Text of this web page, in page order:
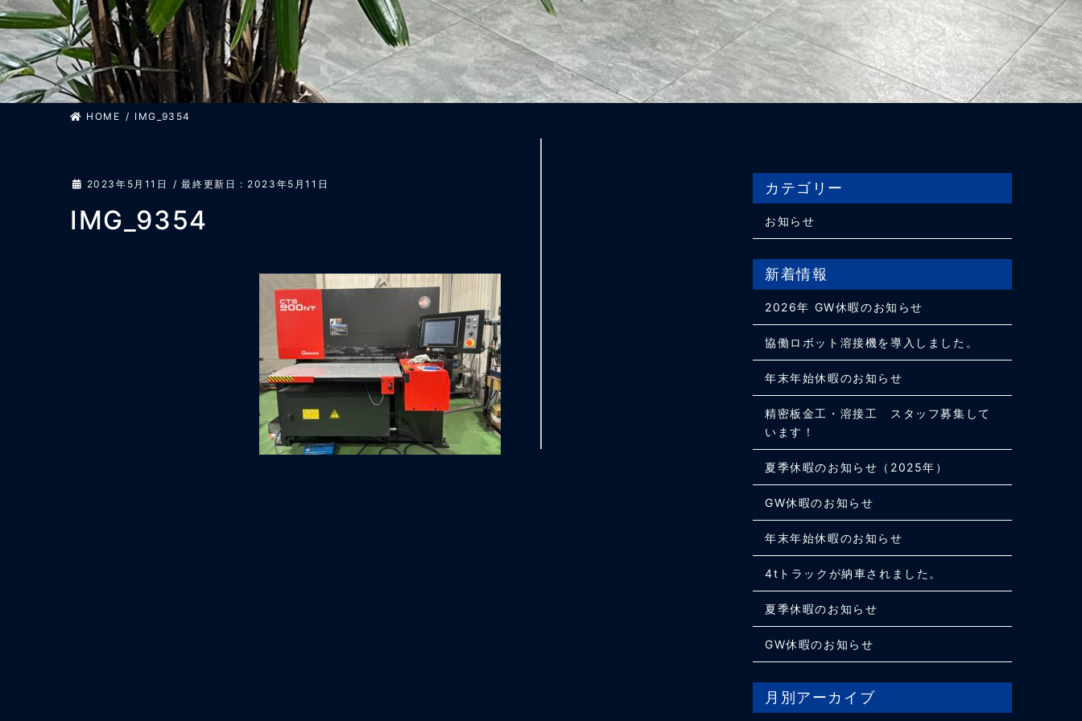
HOME IMG_9354
2023年5月11日 / 最終更新日 : 2023年5月11日
IMG_9354
カテゴリー
お知らせ
新着情報
2026年 GW休暇のお知らせ
協働ロボット溶接機を導入しました。
年末年始休暇のお知らせ
精密板金工・溶接工 スタッフ募集して
います！
夏季休暇のお知らせ（2025年）
GW休暇のお知らせ
年末年始休暇のお知らせ
4tトラックが納車されました。
夏季休暇のお知らせ
GW休暇のお知らせ
月別アーカイブ